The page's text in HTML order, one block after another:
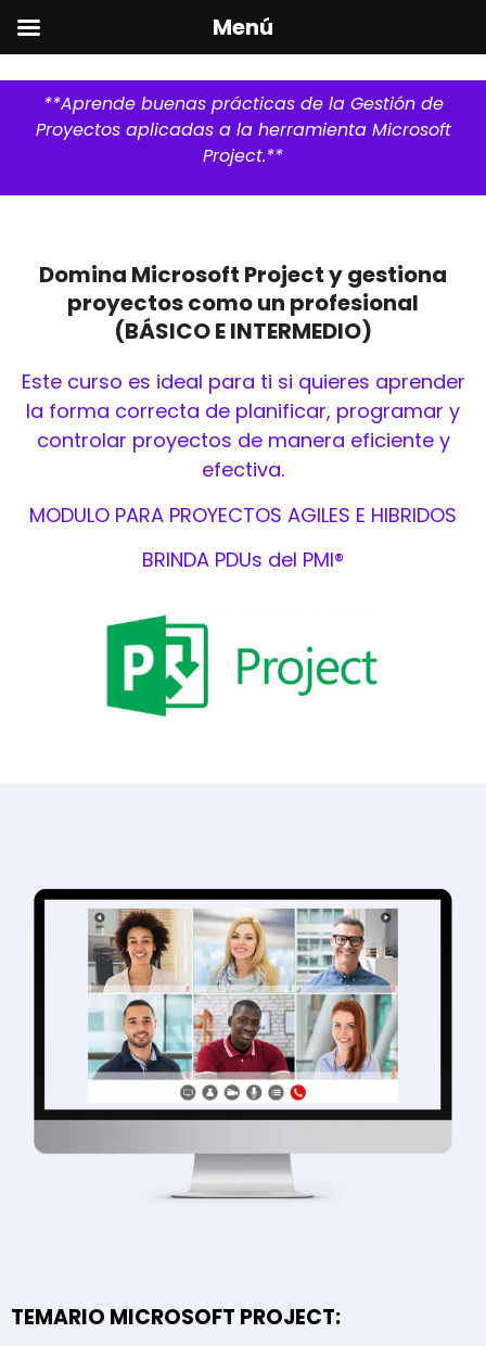
**Aprende buenas prácticas de la Gestión de
Proyectos aplicadas a la herramienta Microsoft
Project.**
Domina Microsoft Project y gestiona
proyectos como un profesional
(BÁSICO E INTERMEDIO)
Este curso es ideal para ti si quieres aprender
la forma correcta de planificar, programar y
controlar proyectos de manera eficiente y
efectiva.
MODULO PARA PROYECTOS AGILES E HIBRIDOS
BRINDA PDUs del PMI®
TEMARIO MICROSOFT PROJECT:
Menú